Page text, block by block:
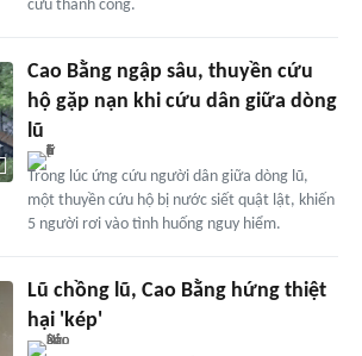
cứu thành công.
Cao Bằng ngập sâu, thuyền cứu
hộ gặp nạn khi cứu dân giữa dòng
lũ
Trong lúc ứng cứu người dân giữa dòng lũ,
một thuyền cứu hộ bị nước siết quật lật, khiến
5 người rơi vào tình huống nguy hiểm.
Lũ chồng lũ, Cao Bằng hứng thiệt
hại 'kép'